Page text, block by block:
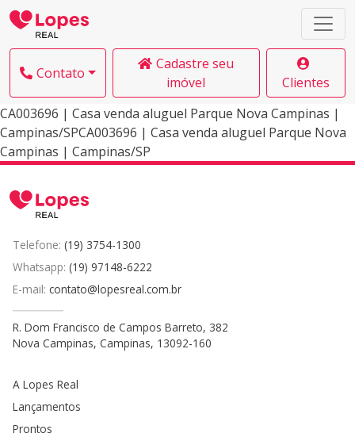
Contato
Cadastre seu
imóvel
Clientes
CA003696 | Casa venda aluguel Parque Nova Campinas |
Campinas/SPCA003696 | Casa venda aluguel Parque Nova
Campinas | Campinas/SP
Telefone: (19) 3754-1300
Whatsapp: (19) 97148-6222
E-mail: contato@lopesreal.com.br
R. Dom Francisco de Campos Barreto, 382
Nova Campinas, Campinas, 13092-160
A Lopes Real
Lançamentos
Prontos